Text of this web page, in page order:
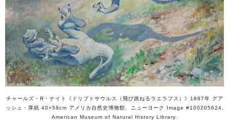
チャールズ・R・ナイト《ドリプトサウルス（飛び跳ねるラエラプス）》1897年 グア
ッシュ・厚紙 40×58cm アメリカ自然史博物館、ニューヨーク Image #100205624,
American Museum of Natural History Library.